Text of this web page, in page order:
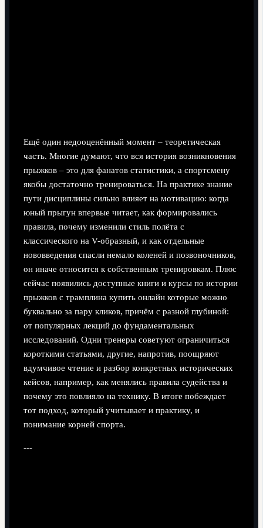
Ещё один недооценённый момент – теоретическая
часть. Многие думают, что вся история возникновения
прыжков – это для фанатов статистики, а спортсмену
якобы достаточно тренироваться. На практике знание
пути дисциплины сильно влияет на мотивацию: когда
юный прыгун впервые читает, как формировались
правила, почему изменили стиль полёта с
классического на V-образный, и как отдельные
нововведения спасли немало коленей и позвоночников,
он иначе относится к собственным тренировкам. Плюс
сейчас появились доступные книги и курсы по истории
прыжков с трамплина купить онлайн которые можно
буквально за пару кликов, причём с разной глубиной:
от популярных лекций до фундаментальных
исследований. Одни тренеры советуют ограничиться
короткими статьями, другие, напротив, поощряют
вдумчивое чтение и разбор конкретных исторических
кейсов, например, как менялись правила судейства и
почему это повлияло на технику. В итоге побеждает
тот подход, который учитывает и практику, и
понимание корней спорта.
---